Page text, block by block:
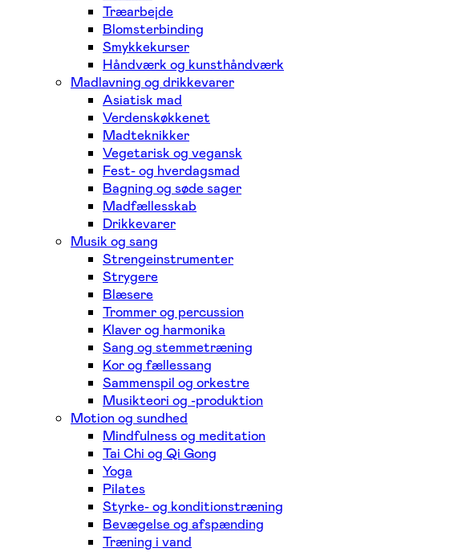
Træarbejde
Blomsterbinding
Smykkekurser
Håndværk og kunsthåndværk
Madlavning og drikkevarer
Asiatisk mad
Verdenskøkkenet
Madteknikker
Vegetarisk og vegansk
Fest- og hverdagsmad
Bagning og søde sager
Madfællesskab
Drikkevarer
Musik og sang
Strengeinstrumenter
Strygere
Blæsere
Trommer og percussion
Klaver og harmonika
Sang og stemmetræning
Kor og fællessang
Sammenspil og orkestre
Musikteori og -produktion
Motion og sundhed
Mindfulness og meditation
Tai Chi og Qi Gong
Yoga
Pilates
Styrke- og konditionstræning
Bevægelse og afspænding
Træning i vand